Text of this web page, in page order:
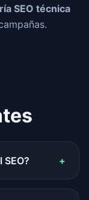
SEO técnica